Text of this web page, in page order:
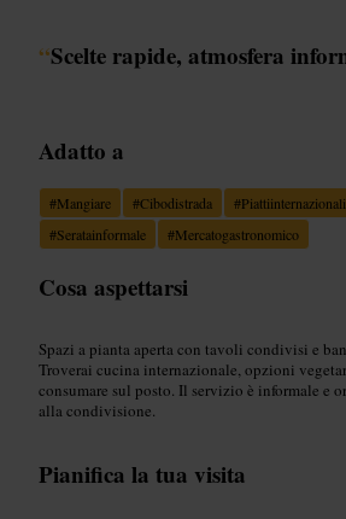
“Scelte rapide, atmosfera
Adatto a
#Mangiare #Cibodistrada #Piattiinternazionali
#Seratainformale #Mercatogastronomico
Cosa aspettarsi
Spazi a pianta aperta con tavoli condivisi e
Troverai cucina internazionale, opzioni
consumare sul posto. Il servizio è informale e
alla condivisione.
Pianifica la tua visita